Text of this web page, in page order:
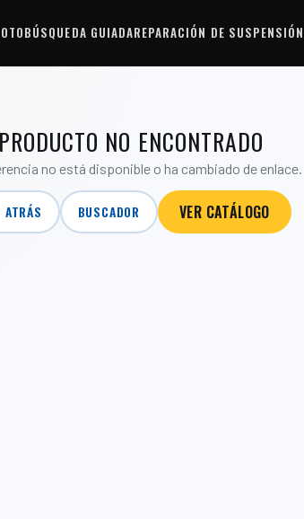
BÚSQUEDA GUIADAREPARACIÓN DE SUSPENSIÓN
PRODUCTO NO ENCONTRADO
no está disponible o ha cambiado de enlace.
BUSCADOR VER CATÁLOGO